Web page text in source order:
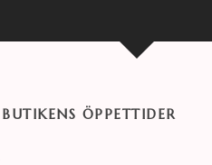
ÖPPETTIDER